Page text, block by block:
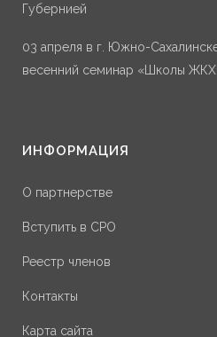
Губернией
03 апреля в г. Южно-
весенний семинар «Школы
ИНФОРМАЦИЯ
О партнерстве
Вступить в СРО
Реестр членов
Контакты
Карта сайта